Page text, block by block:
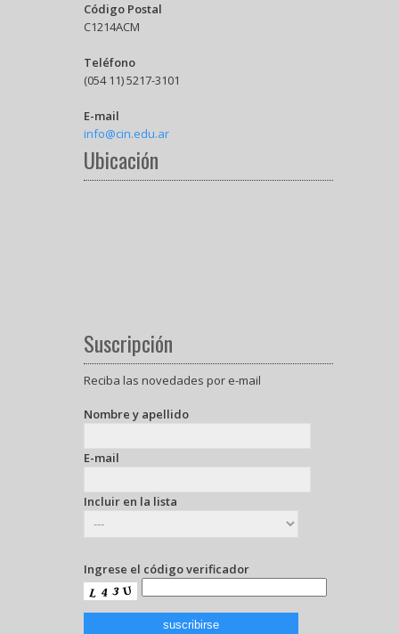
Código Postal
C1214ACM
Teléfono
(054 11) 5217-3101
E-mail
info@cin.edu.ar
Ubicación
Suscripción
Reciba las novedades por e-mail
Nombre y apellido
E-mail
Incluir en la lista
Ingrese el código verificador